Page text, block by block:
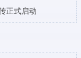
正式启动